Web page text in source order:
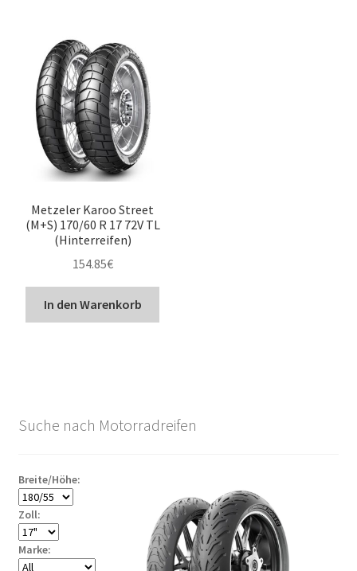
Metzeler Karoo Street
(M+S) 170/60 R 17 72V TL
(Hinterreifen)
154.85€
In den Warenkorb
Suche nach Motorradreifen
Breite/Höhe:
Zoll:
Marke: